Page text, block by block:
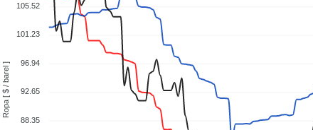
105.52
101.23
96.94
92.65
88.35
Ropa [ $ / barel ]